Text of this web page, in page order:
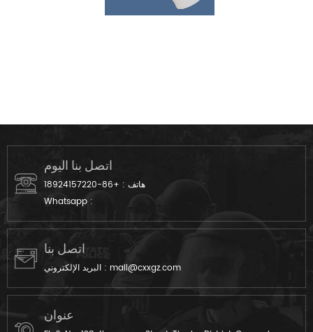
اتصل بنا اليوم
هاتف : +86-18924157220
Whatsapp :
اتصل بنا
البريد الإلكتروني : mail@cxxgz.com
عنوان